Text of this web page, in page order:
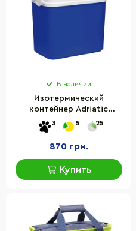
В наличии
Изотермический
контейнер Adriatic
8002936802002, 10 л,
синий
3 5 25
870 грн.
Купить